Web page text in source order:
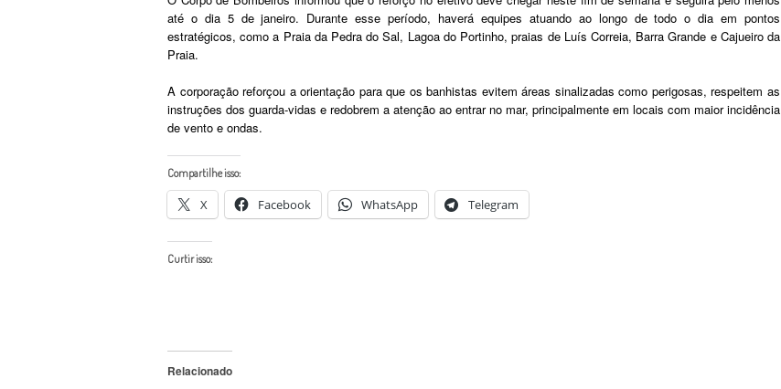
até o dia 5 de janeiro. Durante esse período, haverá equipes atuando ao longo de todo o dia em pontos
estratégicos, como a Praia da Pedra do Sal, Lagoa do Portinho, praias de Luís Correia, Barra Grande e Cajueiro da
Praia.
A corporação reforçou a orientação para que os banhistas evitem áreas sinalizadas como perigosas, respeitem as
instruções dos guarda-vidas e redobrem a atenção ao entrar no mar, principalmente em locais com maior incidência
de vento e ondas.
Compartilhe isso:
X Facebook WhatsApp Telegram
Curtir isso:
Relacionado